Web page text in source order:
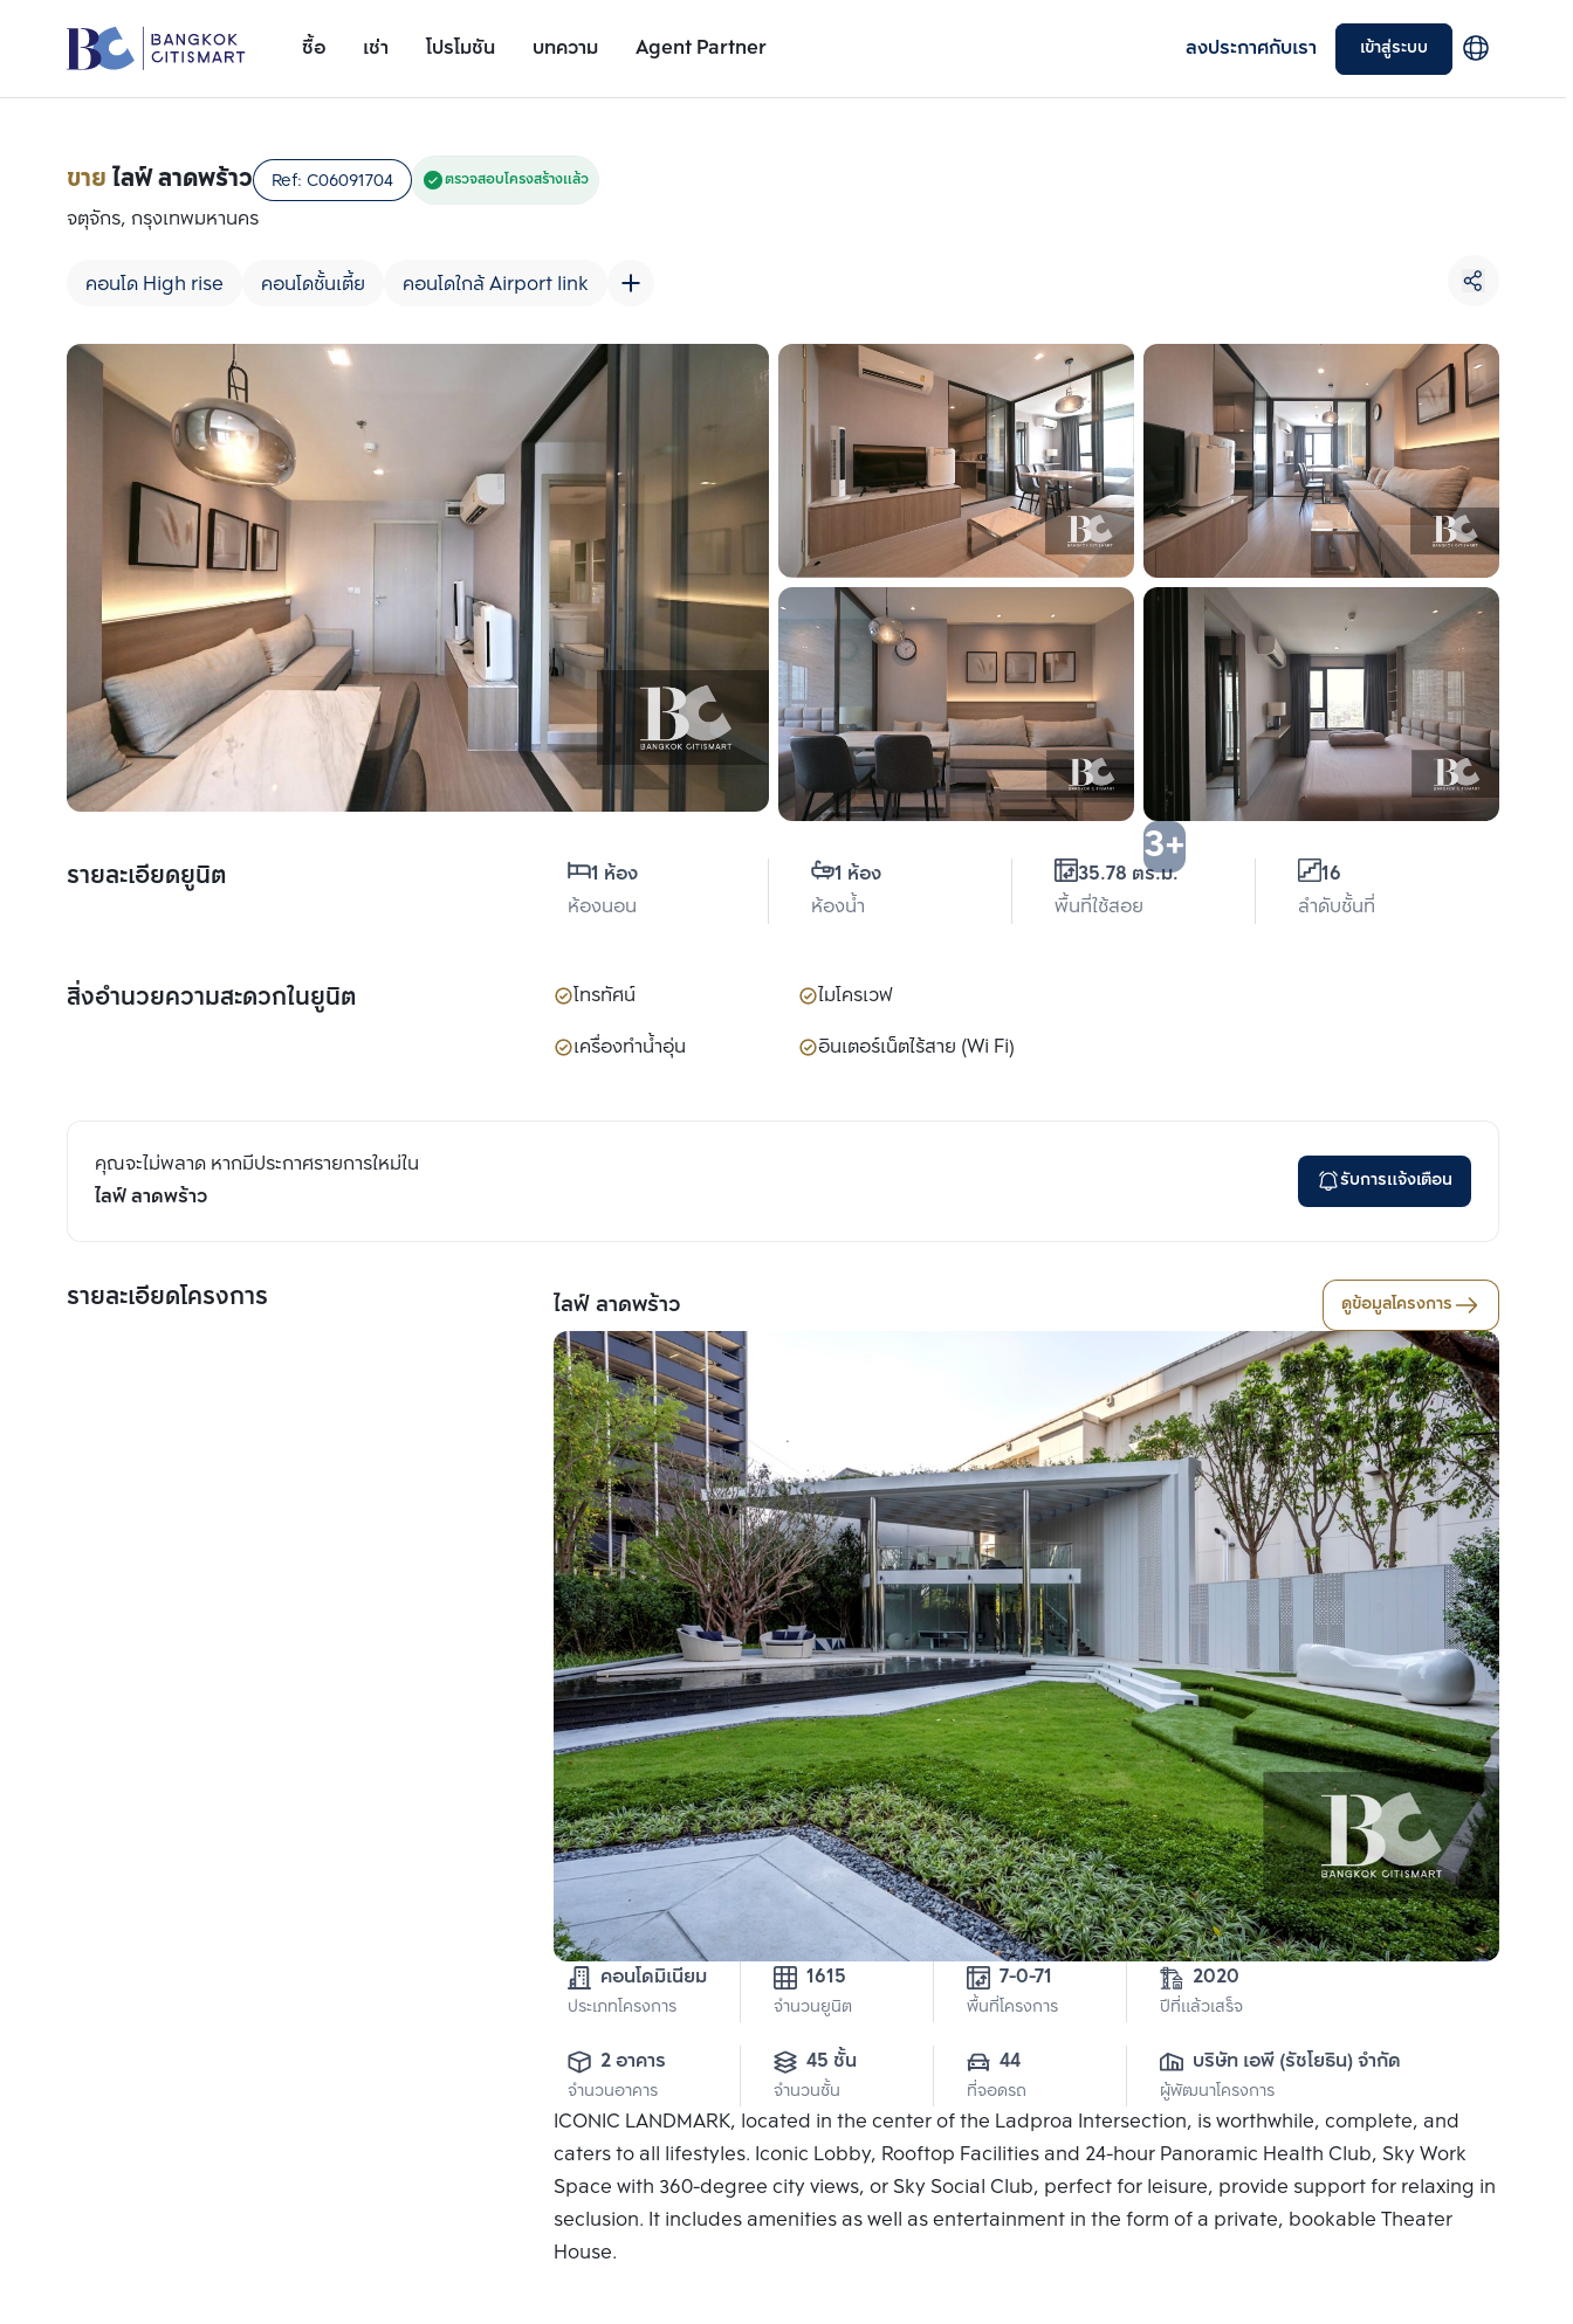
ซื้อ เช่า โปรโมชัน บทความ Agent Partner ลงประกาศกับเรา เข้าสู่ระบบ
รายละเอียดยูนิต
ขายไลฟ์ ลาดพร้าว Ref: C06091704 ตรวจสอบโครงสร้างแล้ว
จตุจักร, กรุงเทพมหานคร
คอนโด High rise คอนโดชั้นเตี้ย คอนโดใกล้ Airport link
3+
รายละเอียดยูนิต
1 ห้อง
ห้องนอน
1 ห้อง
ห้องน้ำ
35.78 ตร.ม.
พื้นที่ใช้สอย
16
ลำดับชั้นที่
สิ่งอำนวยความสะดวกในยูนิต โทรทัศน์
ไมโครเวฟ
เครื่องทำน้ำอุ่น
อินเตอร์เน็ตไร้สาย (Wi Fi)
คุณจะไม่พลาด หากมีประกาศรายการใหม่ใน
ไลฟ์ ลาดพร้าว
รับการแจ้งเตือน
รายละเอียดโครงการ ไลฟ์ ลาดพร้าว ดูข้อมูลโครงการ
คอนโดมิเนียม
ประเภทโครงการ
1615
จำนวนยูนิต
7-0-71
พื้นที่โครงการ
2020
ปีที่แล้วเสร็จ
2 อาคาร
จำนวนอาคาร
45 ชั้น
จำนวนชั้น
44
ที่จอดรถ
บริษัท เอพี (รัชโยธิน) จำกัด
ผู้พัฒนาโครงการ
ICONIC LANDMARK, located in the center of the Ladproa Intersection, is worthwhile, complete, and
caters to all lifestyles. Iconic Lobby, Rooftop Facilities and 24-hour Panoramic Health Club, Sky Work
Space with 360-degree city views, or Sky Social Club, perfect for leisure, provide support for relaxing in
seclusion. It includes amenities as well as entertainment in the form of a private, bookable Theater
House.
เพิ่มยูนิตเปรียบเทียบ
รายการที่ 1
เพิ่มยูนิตเปรียบเทียบ
เพิ่มยูนิตเปรียบเทียบ
รายการที่ 3
เลือกยูนิตเพื่อเปรียบเทียบ
เลือกได้สูงสุด 3 รายการ
เปรียบเทียบ
ลบทั้งหมด